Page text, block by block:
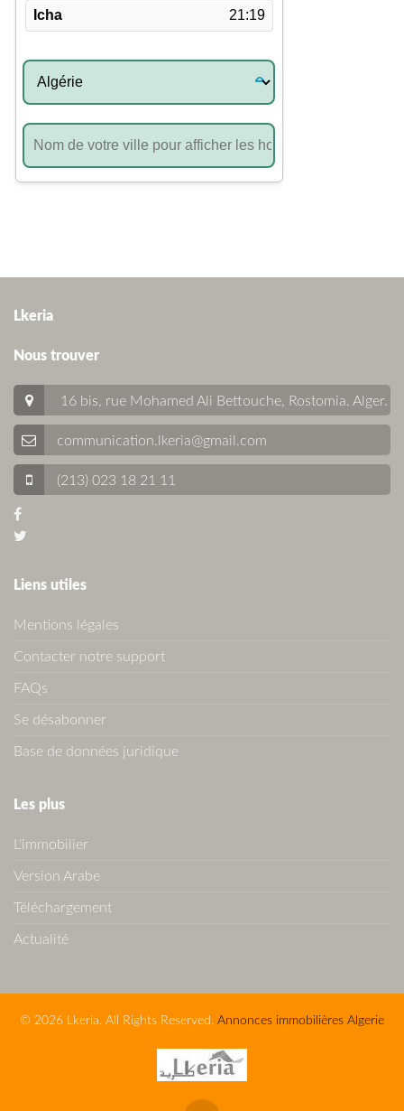
Lkeria
Nous trouver
16 bis, rue Mohamed Ali Bettouche, Rostomia. Alger.
communication.lkeria@gmail.com
(213) 023 18 21 11
Liens utiles
Mentions légales
Contacter notre support
FAQs
Se désabonner
Base de données juridique
Les plus
L'immobilier
Version Arabe
Téléchargement
Actualité
© 2026 Lkeria. All Rights Reserved. Annonces immobilières Algerie